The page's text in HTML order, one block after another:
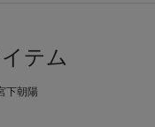
テム
朝陽